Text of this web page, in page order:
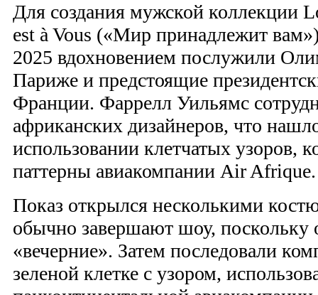
Для создания мужской коллекции
est à Vous («Мир принадлежит вам»)
2025 вдохновением послужили
Париже и предстоящие
Франции. Фаррелл Уильямс
африканских дизайнеров, что
использовании клетчатых узоров,
паттерны авиакомпании Air Afrique.
Показ открылся несколькими
обычно завершают шоу, поскольку
«вечерние». Затем последовали
зеленой клетке с узором,